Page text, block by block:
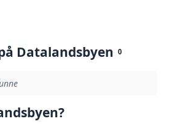
Datalandsbyen 0